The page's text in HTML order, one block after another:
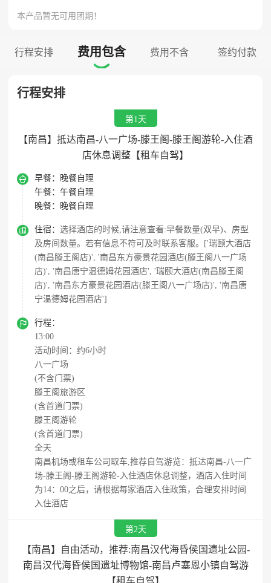
本产品暂无可用团期！
行程安排 费用包含 费用不含 签约付款

行程安排
第1天
【南昌】抵达南昌-八一广场-滕王阁-滕王阁游轮-入住酒
店休息调整【租车自驾】
 早餐：
晚餐自理
午餐： 午餐自理
晚餐：
晚餐自理
 住宿： 选择酒店的时候,请注意查看:早餐数量(双早)、房型
及房间数量。若有信息不符可及时联系客服。['瑞颐大酒店
(南昌滕王阁店)', '南昌东方豪景花园酒店(滕王阁八一广场
店)', '南昌唐宁温德姆花园酒店', '瑞颐大酒店(南昌滕王阁
店)', '南昌东方豪景花园酒店(滕王阁八一广场店)', '南昌唐
宁温德姆花园酒店']

行程：
13:00
活动时间：约6小时
八一广场
(不含门票)
滕王阁旅游区
(含首道门票)
滕王阁游轮
(含首道门票)
全天
南昌机场或租车公司取车,推荐自驾游览：抵达南昌-八一广
场-滕王阁-滕王阁游轮-入住酒店休息调整，酒店入住时间
为14：00之后，请根据每家酒店入住政策，合理安排时间
入住酒店
第2天
【南昌】自由活动，推荐:南昌汉代海昏侯国遗址公园-
南昌汉代海昏侯国遗址博物馆-南昌卢塞恩小镇自驾游
【租车自驾】